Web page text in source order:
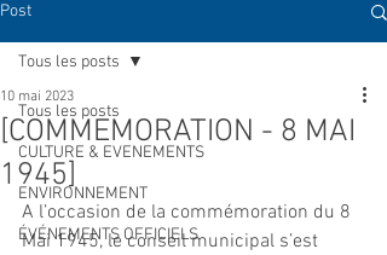
Post
Tous les posts
CULTURE & EVENEMENTS
ENVIRONNEMENT
ÉVÉNEMENTS OFFICIELS
Tous les posts
[COMMEMORATION - 8 MAI
1945]
10 mai 2023
A l’occasion de la commémoration du 8
Mai 1945, le conseil municipal s’est